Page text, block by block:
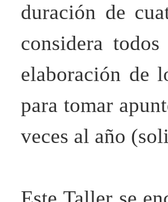
duración de
considera
elaboración de
para tomar
veces al año